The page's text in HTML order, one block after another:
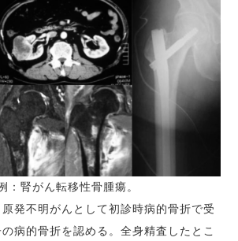
：腎がん転移性骨腫瘍。
発不明がんとして初診時病的骨折で受
病的骨折を認める。全身精査したとこ